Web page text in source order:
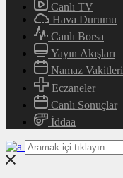
Canlı TV
Hava Durumu
Canlı Borsa
Yayın Akışları
Namaz Vakitleri
Eczaneler
Canlı Sonuçlar
İddaa